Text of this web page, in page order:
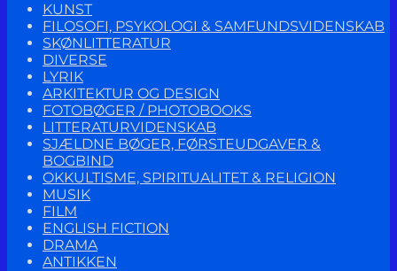
KUNST
FILOSOFI, PSYKOLOGI & SAMFUNDSVIDENSKAB
SKØNLITTERATUR
DIVERSE
LYRIK
ARKITEKTUR OG DESIGN
FOTOBØGER / PHOTOBOOKS
LITTERATURVIDENSKAB
SJÆLDNE BØGER, FØRSTEUDGAVER &
BOGBIND
OKKULTISME, SPIRITUALITET & RELIGION
MUSIK
FILM
ENGLISH FICTION
DRAMA
ANTIKKEN